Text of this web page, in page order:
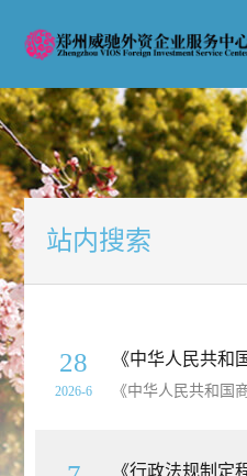
站内搜索
28
2026-6
《中华人民共和国
《中华人民共和国
《行政法规制定